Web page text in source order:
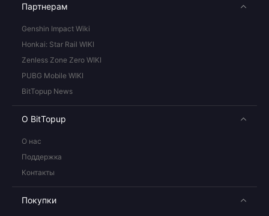
Партнерам
Genshin Impact Wiki
Honkai: Star Rail WIKI
Zenless Zone Zero WIKI
PUBG Mobile WIKI
BitTopup News
О BitTopup
О нас
Поддержка
Контакты
Покупки